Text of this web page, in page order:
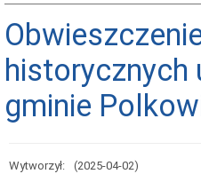
historycznych
gminie
Wytworzył:
(2025-04-02)